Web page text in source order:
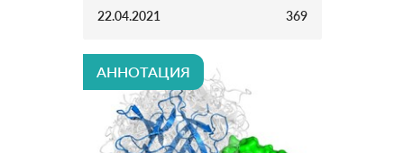
22.04.2021 369
АННОТАЦИЯ